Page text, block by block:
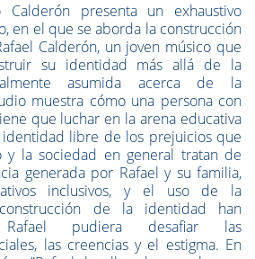
presenta un exhaustivo
en el que se aborda la construcción
Calderón, un joven músico que
su identidad más allá de la
asumida acerca de la
muestra cómo una persona con
que luchar en la arena educativa
libre de los prejuicios que
y la sociedad en general tratan de
generada por Rafael y su familia,
inclusivos, y el uso de la
de la identidad han
pudiera desafiar las
las creencias y el estigma. En